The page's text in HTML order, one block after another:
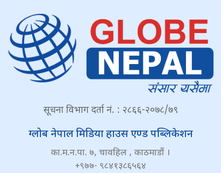
सूचना विभाग दर्ता नं. : २८६६-२०७८/७९
ग्लोब नेपाल मिडिया हाउस एण्ड पब्लिकेशन
का.म.न.पा. ७, चावहिल , काठमाडौं ।
+९७७- ९८४१३८६५६४